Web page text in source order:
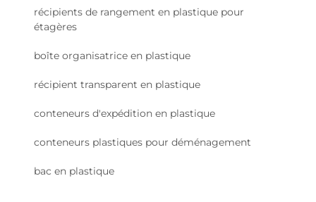
récipients de rangement en plastique pour
étagères
boîte organisatrice en plastique
récipient transparent en plastique
conteneurs d'expédition en plastique
conteneurs plastiques pour déménagement
bac en plastique